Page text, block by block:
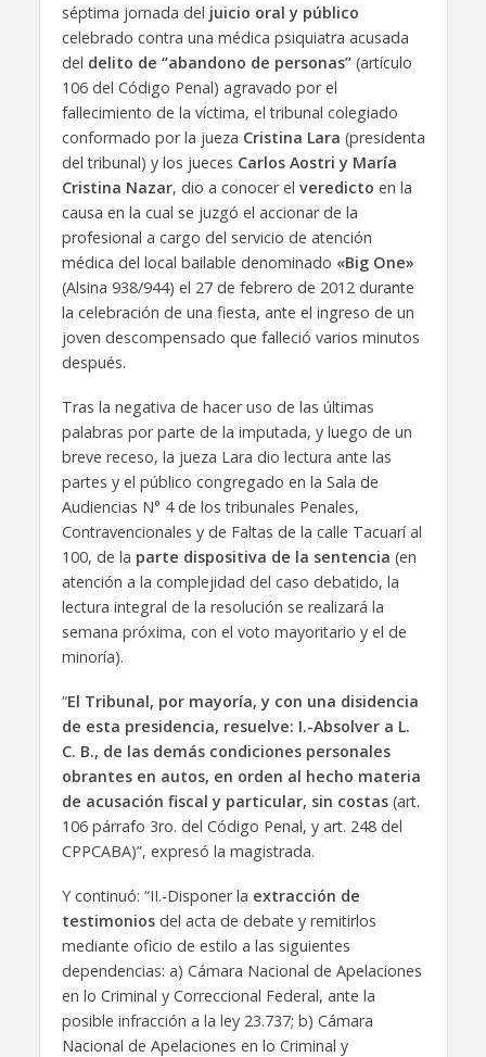
séptima jornada del juicio oral y público
celebrado contra una médica psiquiatra acusada
del delito de “abandono de personas”(artículo
106 del Código Penal) agravado por el
fallecimiento de la víctima, el tribunal colegiado
conformado por la jueza Cristina Lara (presidenta
del tribunal) y los jueces Carlos Aostri y María
Cristina Nazar, dio a conocer el veredicto en la
causa en la cual se juzgó el accionar de la
profesional a cargo del servicio de atención
médica del local bailable denominado «Big One»
(Alsina 938/944) el 27 de febrero de 2012 durante
la celebración de una fiesta, ante el ingreso de un
joven descompensado que falleció varios minutos
después.
Tras la negativa de hacer uso de las últimas
palabras por parte de la imputada, y luego de un
breve receso, la jueza Lara dio lectura ante las
partes y el público congregado en la Sala de
Audiencias N° 4 de los tribunales Penales,
Contravencionales y de Faltas de la calle Tacuarí al
100, de la parte dispositiva de la sentencia (en
atención a la complejidad del caso debatido, la
lectura integral de la resolución se realizará la
semana próxima, con el voto mayoritario y el de
minoría).
“El Tribunal, por mayoría, y con una disidencia
de esta presidencia, resuelve: I.-Absolver a L.
C. B., de las demás condiciones personales
obrantes en autos, en orden al hecho materia
de acusación fiscal y particular, sin costas(art.
106 párrafo 3ro. del Código Penal, y art. 248 del
CPPCABA)”, expresó la magistrada.
Y continuó: “II.-Disponer la extracción de
testimoniosdel acta de debate y remitirlos
mediante oficio de estilo a las siguientes
dependencias: a) Cámara Nacional de Apelaciones
en lo Criminal y Correccional Federal, ante la
posible infracción a la ley 23.737; b) Cámara
Nacional de Apelaciones en lo Criminal y